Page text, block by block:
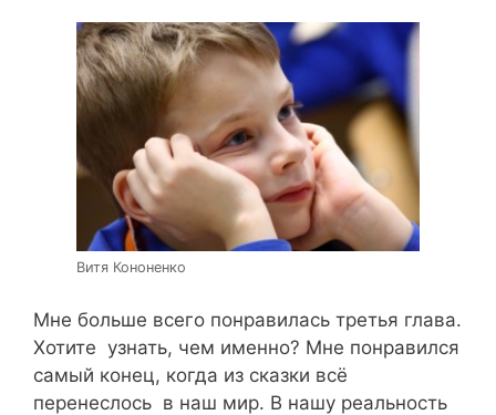
Витя Кононенко
Мне больше всего понравилась третья глава.
Хотите узнать, чем именно? Мне понравился
самый конец, когда из сказки всё
перенеслось в наш мир. В нашу реальность